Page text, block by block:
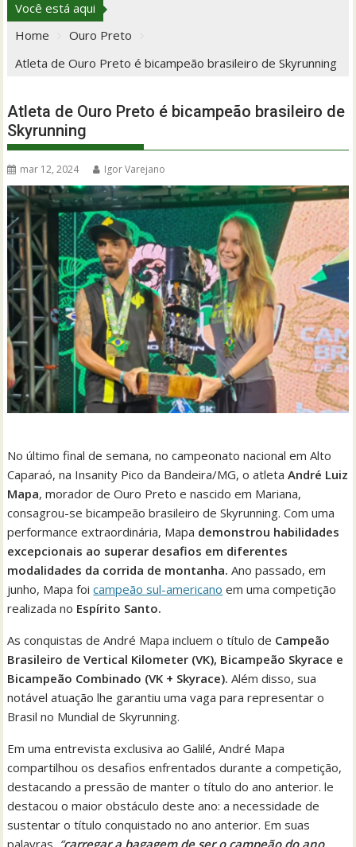
Você está aqui
Home
Ouro Preto
Atleta de Ouro Preto é bicampeão brasileiro de Skyrunning
Atleta de Ouro Preto é bicampeão brasileiro de
Skyrunning
mar 12, 2024 Igor Varejano
No último final de semana, no campeonato nacional em Alto
Caparaó, na Insanity Pico da Bandeira/MG, o atleta André Luiz
Mapa, morador de Ouro Preto e nascido em Mariana,
consagrou-se bicampeão brasileiro de Skyrunning. Com uma
performance extraordinária, Mapa demonstrou habilidades
excepcionais ao superar desafios em diferentes
modalidades da corrida de montanha. Ano passado, em
junho, Mapa foicampeão sul-americano em uma competição
realizada no Espírito Santo.
As conquistas de André Mapa incluem o título de Campeão
Brasileiro de Vertical Kilometer (VK), Bicampeão Skyrace e
Bicampeão Combinado (VK + Skyrace). Além disso, sua
notável atuação lhe garantiu uma vaga para representar o
Brasil no Mundial de Skyrunning.
Em uma entrevista exclusiva ao Galilé, André Mapa
compartilhou os desafios enfrentados durante a competição,
destacando a pressão de manter o título do ano anterior. le
destacou o maior obstáculo deste ano: a necessidade de
sustentar o título conquistado no ano anterior. Em suas